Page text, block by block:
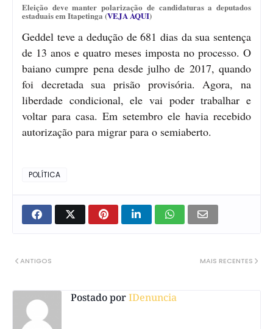
Eleição deve manter polarização de candidaturas a deputados
estaduais em Itapetinga (VEJA AQUI)
Geddel teve a dedução de 681 dias da sua sentença
de 13 anos e quatro meses imposta no processo. O
baiano cumpre pena desde julho de 2017, quando
foi decretada sua prisão provisória. Agora, na
liberdade condicional, ele vai poder trabalhar e
voltar para casa. Em setembro ele havia recebido
autorização para migrar para o semiaberto.
POLÍTICA
MAIS RECENTES
ANTIGOS
Postado porIDenuncia